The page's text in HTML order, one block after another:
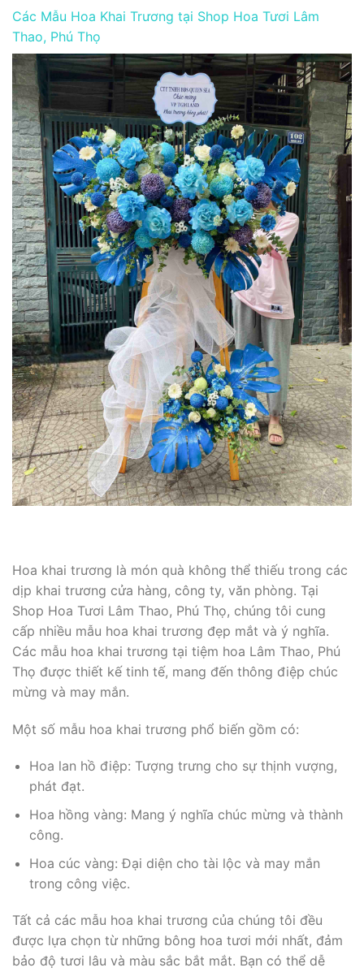
Các Mẫu Hoa Khai Trương tại Shop Hoa Tươi Lâm
Thao, Phú Thọ
Hoa khai trương là món quà không thể thiếu trong các
dịp khai trương cửa hàng, công ty, văn phòng. Tại
Shop Hoa Tươi Lâm Thao, Phú Thọ, chúng tôi cung
cấp nhiều mẫu hoa khai trương đẹp mắt và ý nghĩa.
Các mẫu hoa khai trương tại tiệm hoa Lâm Thao, Phú
Thọ được thiết kế tinh tế, mang đến thông điệp chúc
mừng và may mắn.
Một số mẫu hoa khai trương phổ biến gồm có:
Hoa lan hồ điệp: Tượng trưng cho sự thịnh vượng,
phát đạt.
Hoa hồng vàng: Mang ý nghĩa chúc mừng và thành
công.
Hoa cúc vàng: Đại diện cho tài lộc và may mắn
trong công việc.
Tất cả các mẫu hoa khai trương của chúng tôi đều
được lựa chọn từ những bông hoa tươi mới nhất, đảm
bảo độ tươi lâu và màu sắc bắt mắt. Bạn có thể dễ